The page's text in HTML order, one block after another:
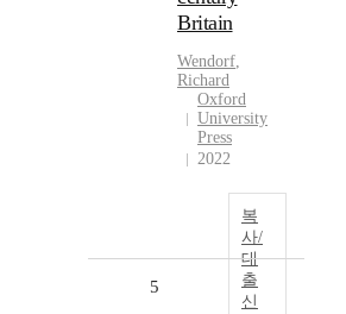
Britain
Wendorf,
Richard
Oxford
University
Press
2022
복
사/
대
출
신
5